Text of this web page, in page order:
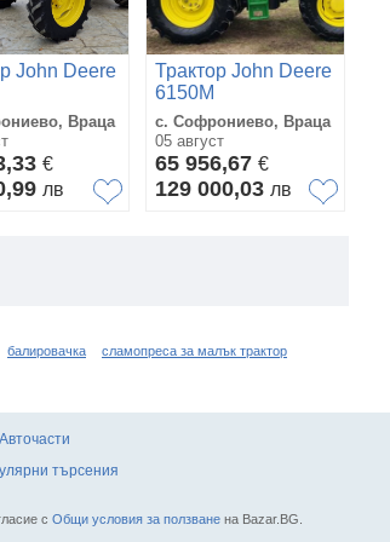
John Deere
Враца
€
лв
Трактор John Deere
6150M
с. Софрониево, Враца
05 август
65 956,67 €
129 000,03 лв
балировачка
сламопреса за малък трактор
Авточасти
търсения
с Общи условия за ползване на Bazar.BG.